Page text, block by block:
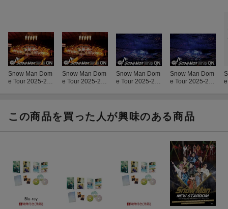
Dangerholic
オレンジkiss
Miss Brand-New Friday Night
Symmetry
サンシャインドリーマー
君へ贈る応援歌
約束は君と
イチバンボシ
Days
地球[ルビ:あい]してるぜ
D.D.
Snow Man Dom
e Tour 2025-202
Snow Man Dom
e Tour 2025-202
Snow Man Dom
e Tour 2025-202
Snow Man Dom
e Tour 2025-202
この商品を買った人が興味のある商品